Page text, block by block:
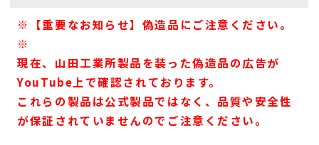
※【重要なお知らせ】偽造品にご注意ください。
※
現在、山田工業所製品を装った偽造品の広告が
YouTube上で確認されております。
これらの製品は公式製品ではなく、品質や安全性
が保証されていませんのでご注意ください。